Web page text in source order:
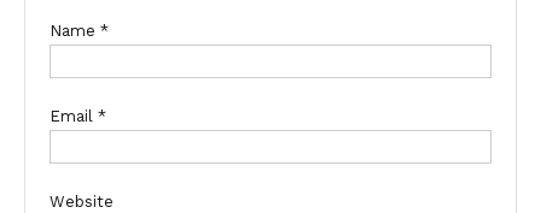
Name *
Email *
Website